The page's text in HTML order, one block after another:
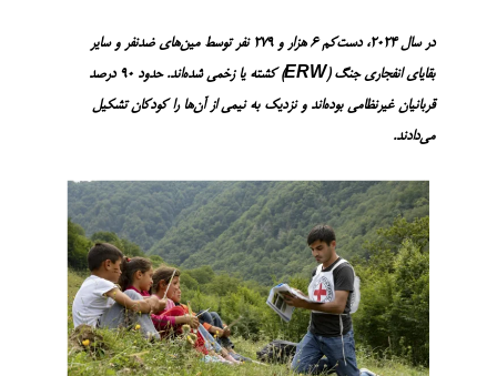
در سال۲۰۲۴، دست‌کم6 هزار و 279 نفر
توسط مین‌های ضدنفر و سایر
بقایای انفجاری جنگ(
ERW
)کشته یا زخمی شده‌اند. حدود ۹۰ درصد
قربانیان غیرنظامی بوده‌اند و نزدیک به نیمی از آن‌ها را کودکان تشکیل
می‌دادند.